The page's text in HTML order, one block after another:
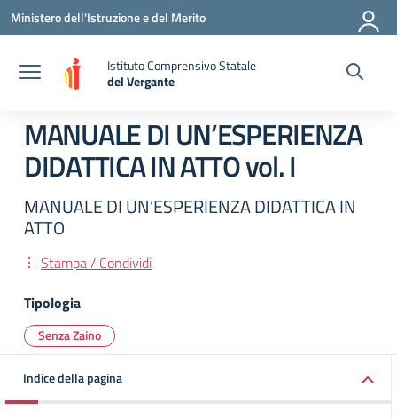
Vai ai contenuti
Vai al menu di navigazione
Vai al footer
Ministero dell'Istruzione e del Merito
Istituto Comprensivo Statale
del Vergante
— Visita la pagina iniziale della scuola
MANUALE DI UN’ESPERIENZA
DIDATTICA IN ATTO vol. I
MANUALE DI UN’ESPERIENZA DIDATTICA IN
ATTO
Stampa / Condividi
Tipologia
Senza Zaino
Indice della pagina